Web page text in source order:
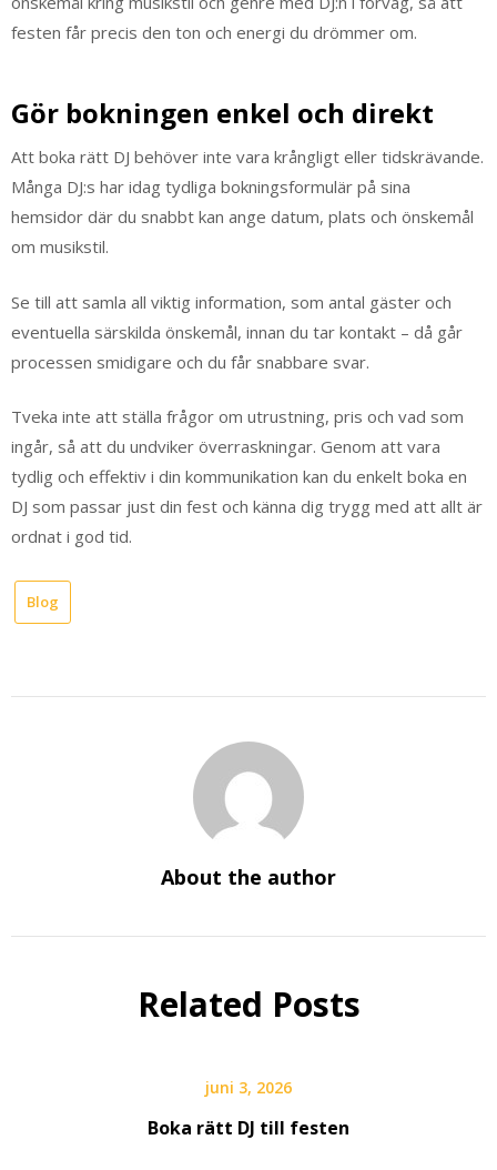
festen får precis den ton och energi du drömmer om.
Gör bokningen enkel och direkt
Att boka rätt DJ behöver inte vara krångligt eller tidskrävande.
Många DJ:s har idag tydliga bokningsformulär på sina
hemsidor där du snabbt kan ange datum, plats och önskemål
om musikstil.
Se till att samla all viktig information, som antal gäster och
eventuella särskilda önskemål, innan du tar kontakt – då går
processen smidigare och du får snabbare svar.
Tveka inte att ställa frågor om utrustning, pris och vad som
ingår, så att du undviker överraskningar. Genom att vara
tydlig och effektiv i din kommunikation kan du enkelt boka en
DJ som passar just din fest och känna dig trygg med att allt är
ordnat i god tid.
Blog
About the author
Related Posts
juni 3, 2026
Boka rätt DJ till festen